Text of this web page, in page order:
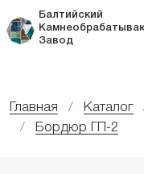
Балтийский
Завод
Главная Каталог
Бордюр ГП-2